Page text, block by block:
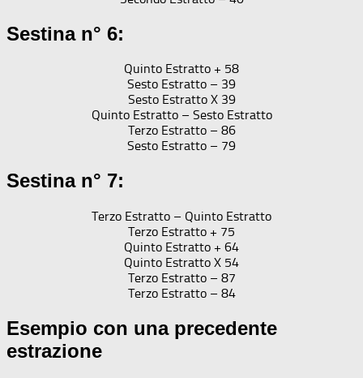
Sestina n° 6:
Quinto Estratto + 58
Sesto Estratto – 39
Sesto Estratto X 39
Quinto Estratto – Sesto Estratto
Terzo Estratto – 86
Sesto Estratto – 79
Sestina n° 7:
Terzo Estratto – Quinto Estratto
Terzo Estratto + 75
Quinto Estratto + 64
Quinto Estratto X 54
Terzo Estratto – 87
Terzo Estratto – 84
Esempio con una precedente
estrazione